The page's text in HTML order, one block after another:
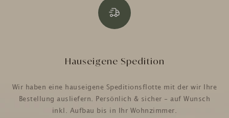
Hauseigene Spedition
Wir haben eine hauseigene Speditionsflotte mit der wir Ihre
Bestellung ausliefern. Persönlich & sicher - auf Wunsch
inkl. Aufbau bis in Ihr Wohnzimmer.